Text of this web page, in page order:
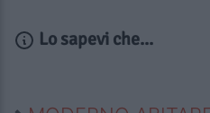
Lo sapevi che...